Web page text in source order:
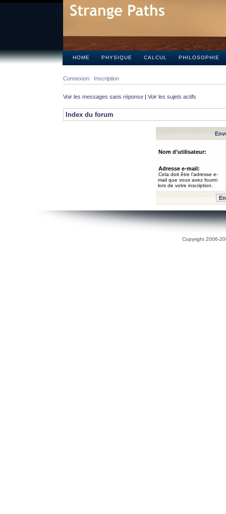
HOME PHYSIQUE CALCUL PHILOSOPHIE
Connexion Inscription
Voir les messages sans réponse | Voir les sujets actifs
Index du forum
Nom d’utilisateur:
Adresse e-mail:
Cela doit être l’adresse e-
mail que vous avez fourni
lors de votre inscription.
Copyright 2006-